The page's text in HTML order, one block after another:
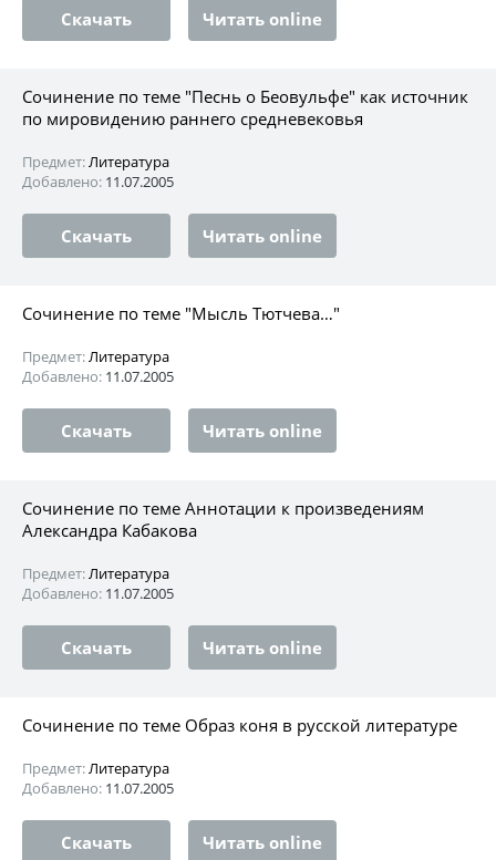
Скачать Читать online
Сочинение по теме "Песнь о Беовульфе" как источник
по мировидению раннего средневековья
Предмет:Литература
Добавлено: 11.07.2005
Скачать Читать online
Сочинение по теме "Мысль Тютчева…"
Предмет:Литература
Добавлено: 11.07.2005
Скачать Читать online
Сочинение по теме Аннотации к произведениям
Александра Кабакова
Предмет:Литература
Добавлено: 11.07.2005
Скачать Читать online
Сочинение по теме Образ коня в русской литературе
Предмет:Литература
Добавлено: 11.07.2005
Скачать Читать online